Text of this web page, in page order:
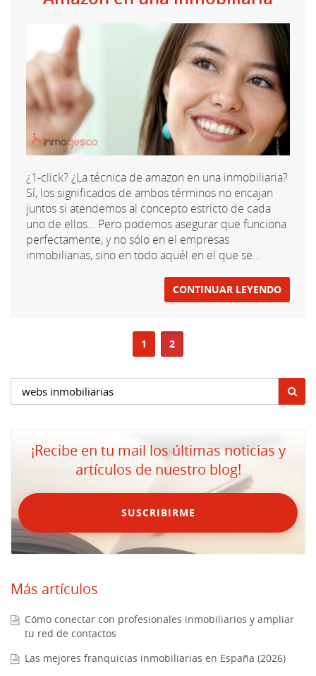
¿1-click? ¿La técnica de amazon en una inmobiliaria?
Sí, los significados de ambos términos no encajan
juntos si atendemos al concepto estricto de cada
uno de ellos… Pero podemos asegurar que funciona
perfectamente, y no sólo en el empresas
inmobiliarias, sino en todo aquél en el que se...
CONTINUAR LEYENDO
1 2
¡Recibe en tu mail los últimas noticias y
artículos de nuestro blog!
SUSCRIBIRME
Más artículos
Cómo conectar con profesionales inmobiliarios y ampliar
tu red de contactos
Las mejores franquicias inmobiliarias en España (2026)